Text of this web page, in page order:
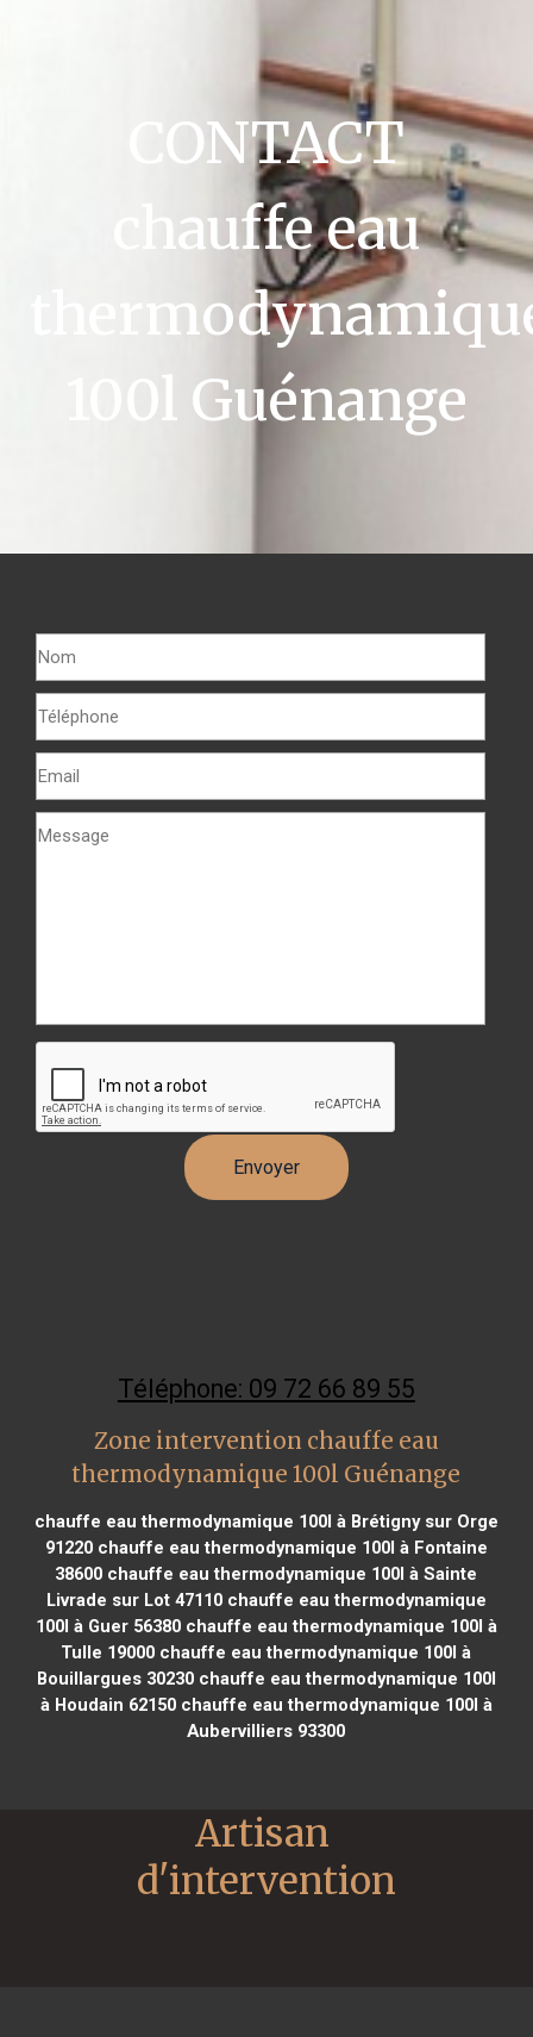
CONTACT
chauffe eau
100l Guénange
Téléphone: 09 72 66 89 55
Zone intervention chauffe eau
thermodynamique 100l Guénange
chauffe eau thermodynamique 100l à Brétigny sur Orge
91220chauffe eau thermodynamique 100l à Fontaine
38600 chauffe eau thermodynamique 100l à Sainte
Livrade sur Lot 47110chauffe eau thermodynamique
100l à Guer 56380chauffe eau thermodynamique 100l à
Tulle 19000 chauffe eau thermodynamique 100l à
Bouillargues 30230chauffe eau thermodynamique 100l
à Houdain 62150chauffe eau thermodynamique 100l à
Aubervilliers 93300
Artisan
d'intervention